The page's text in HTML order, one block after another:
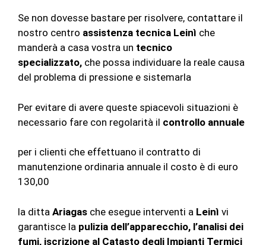
Se non dovesse bastare per risolvere, contattare il
nostro centro assistenza tecnica Leinì che
manderà a casa vostra un tecnico
specializzato, che possa individuare la reale causa
del problema di pressione e sistemarla
Per evitare di avere queste spiacevoli situazioni è
necessario fare con regolarità il controllo annuale
per i clienti che effettuano il contratto di
manutenzione ordinaria annuale il costo è di euro
130,00
la ditta Ariagas che esegue interventi a Leinì vi
garantisce la pulizia dell’apparecchio, l’analisi dei
fumi, iscrizione al Catasto degli Impianti Termici